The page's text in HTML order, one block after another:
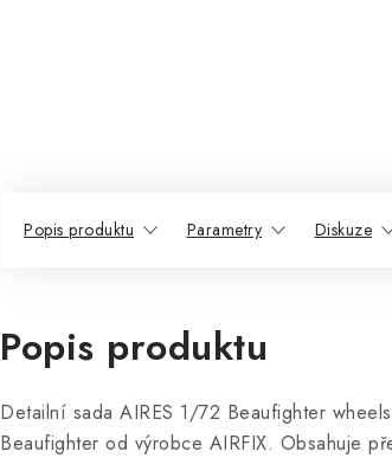
Popis produktu Parametry Diskuze
Popis produktu
Detailní sada AIRES 1/72 Beaufighter
Beaufighter od výrobce AIRFIX. Obsahuje